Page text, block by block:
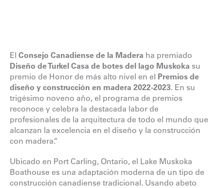
El Consejo Canadiense de la Madera ha premiado
Diseño de Turkel Casa de botes del lago Muskoka su
premio de Honor de más alto nivel en el Premios de
diseño y construcción en madera 2022-2023. En su
trigésimo noveno año, el programa de premios
reconoce y celebra la destacada labor de
profesionales de la arquitectura de todo el mundo que
alcanzan la excelencia en el diseño y la construcción
con madera.“
Ubicado en Port Carling, Ontario, el Lake Muskoka
Boathouse es una adaptación moderna de un tipo de
construcción canadiense tradicional. Usando abeto